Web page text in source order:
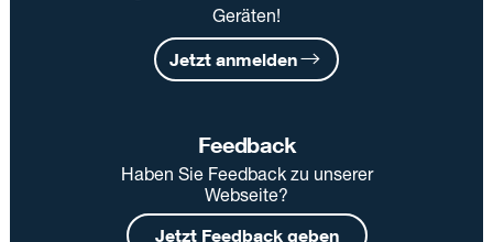
Geräten!
Jetzt anmelden
Feedback
Haben Sie Feedback zu unserer
Webseite?
Jetzt Feedback geben